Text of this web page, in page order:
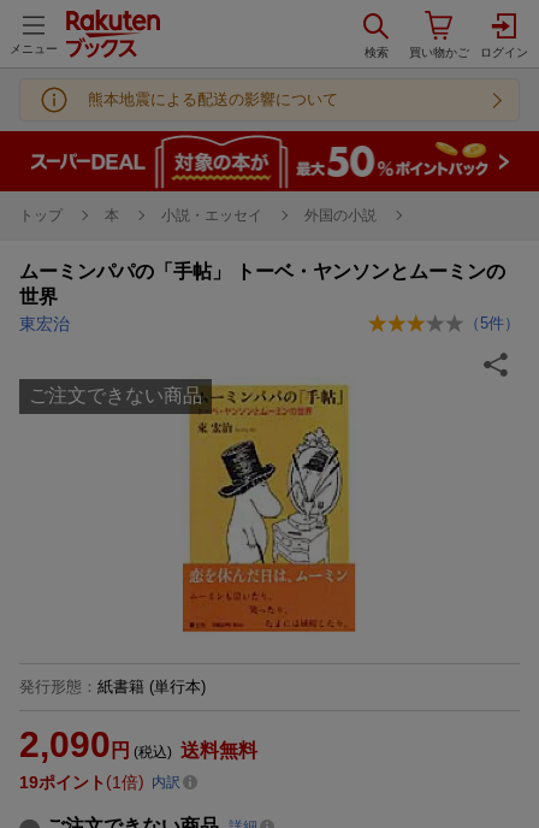
メニュー
熊本地震による配送の影響について
トップ 本 小説・エッセイ 外国の小説
ムーミンパパの「手帖」 トーベ・ヤンソンとムーミンの
世界
東宏治 （5件）
ご注文できない商品
発行形態 ： 紙書籍 (単行本)
2,090 円 (税込) 送料無料
19ポイント 1倍 内訳